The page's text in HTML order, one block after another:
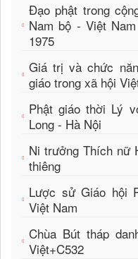
Đạo phật trong
Nam bộ - Việt
1975
Giá trị và chức
giáo trong xã hội
Phật giáo thời Lý
Long - Hà Nội
Ni trưởng Thích nữ
thiêng
Lược sử Giáo hội
Việt Nam
Chùa Bút tháp
Việt+C532